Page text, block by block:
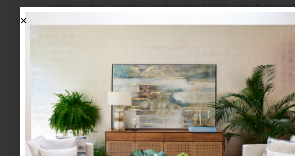
prolífico artista. [caption id="attachment_52790" align="alignnone"
inspiración